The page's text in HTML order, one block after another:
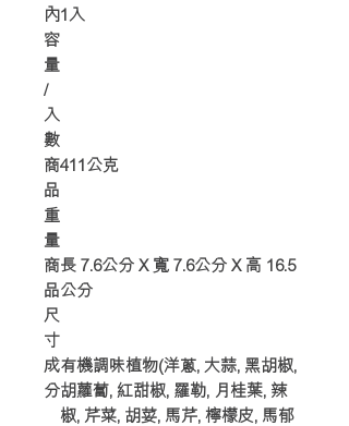
內
容
量
/
入
數
1入
商
品
重
量
411公克
商
品
尺
寸
長 7.6公分 X 寬 7.6公分 X 高 16.5
公分
成
分
有機調味植物(洋蔥, 大蒜, 黑胡椒,
胡蘿蔔, 紅甜椒, 羅勒, 月桂葉, 辣
椒, 芹菜, 胡荽, 馬芹, 檸檬皮, 馬郁